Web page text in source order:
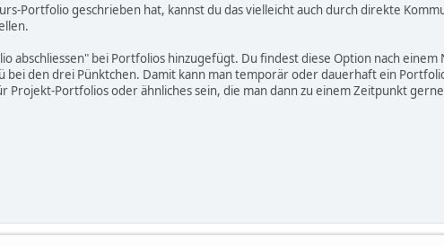
Portfolio geschrieben hat, kannst du das vielleicht auch durch direkte
abschliessen" bei Portfolios hinzugefügt. Du findest diese Option nach
bei den drei Pünktchen. Damit kann man temporär oder dauerhaft ein
Projekt-Portfolios oder ähnliches sein, die man dann zu einem Zeitpunkt